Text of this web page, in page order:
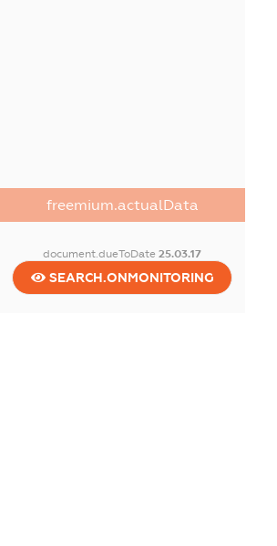
freemium.actualData
document.dueToDate25.03.17
SEARCH.ONMONITORING